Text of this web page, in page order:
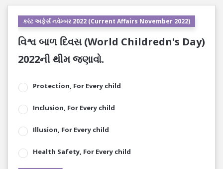
કરંટ અફેર્સ નવેમ્બર 2022 (Current Affairs November 2022)
વિશ્વ બાળ દિવસ (World Childredn's Day)
2022ની થીમ જણાવો.
Protection, For Every child
Inclusion, For Every child
Illusion, For Every child
Health Safety, For Every child